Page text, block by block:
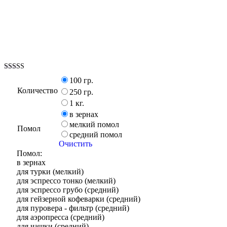
Количество
100 гр.
250 гр.
1 кг.
Помол
в зернах
мелкий помол
средний помол
Очистить
Помол:
в зернах
для турки (мелкий)
для эспрессо тонко (мелкий)
для эспрессо грубо (средний)
для гейзерной кофеварки (средний)
для пуровера - фильтр (средний)
для аэропресса (средний)